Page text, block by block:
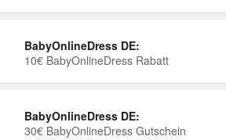
BabyOnlineDress DE:
10€ BabyOnlineDress Rabatt
BabyOnlineDress DE:
30€ BabyOnlineDress Gutschein